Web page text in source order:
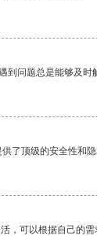
到问题总是能够及时
了顶级的安全性和隐
，可以根据自己的需